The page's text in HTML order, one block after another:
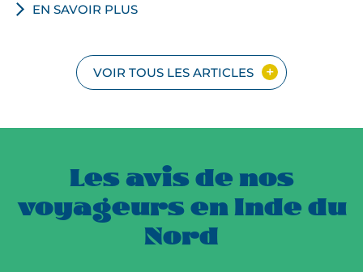
EN SAVOIR PLUS
VOIR TOUS LES ARTICLES
Les avis de nos
voyageurs en Inde du
Nord